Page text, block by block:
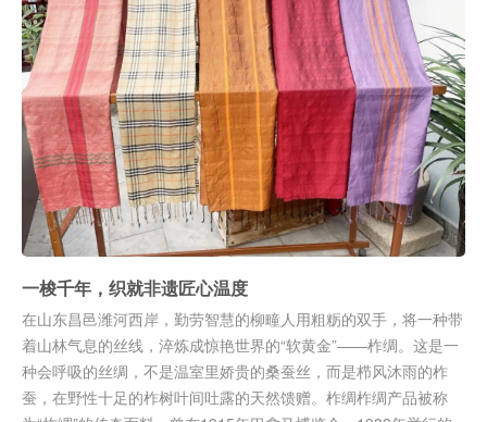
一梭千年，织就非遗匠心温度
在山东昌邑潍河西岸，勤劳智慧的柳疃人用粗粝的双手，将一种带
着山林气息的丝线，淬炼成惊艳世界的“软黄金”——柞绸。这是一
种会呼吸的丝绸，不是温室里娇贵的桑蚕丝，而是栉风沐雨的柞
蚕，在野性十足的柞树叶间吐露的天然馈赠。柞绸柞绸产品被称